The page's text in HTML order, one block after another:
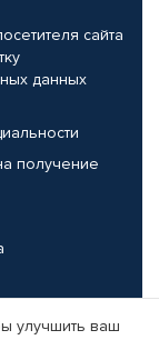
сайта
данных
получение
улучшить ваш